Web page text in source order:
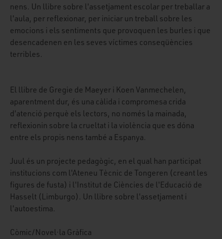
nens. Un llibre sobre l'assetjament escolar per treballar a
l'aula, per reflexionar, per iniciar un treball sobre les
emocions i els sentiments que provoquen les burles i que
desencadenen en les seves víctimes conseqüències
terribles.
El llibre de Gregie de Maeyer i Koen Vanmechelen,
aparentment dur, és una càlida i compromesa crida
d'atenció perquè els lectors, no només la mainada,
reflexionin sobre la crueltat i la violència que es dóna
entre els propis nens també a Espanya.
Juul és un projecte pedagògic, en el qual han participat
institucions com l'Ateneu Tècnic de Tongeren (creant les
figures de fusta) i l'Institut de Ciències de l'Educació de
Hasselt (Limburgo). Un llibre sobre l'assetjament i
l'autoestima.
Còmic/Novel·la Gràfica